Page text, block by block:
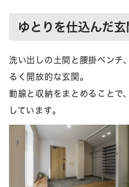
ゆとりを仕込んだ玄
洗い出しの土間と腰掛ベンチ
るく開放的な玄関。
動線と収納をまとめることで
しています。